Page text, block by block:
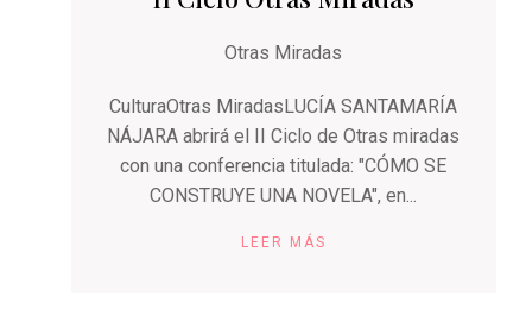
Otras Miradas
CulturaOtras MiradasLUCÍA SANTAMARÍA
NÁJARA abrirá el II Ciclo de Otras miradas
con una conferencia titulada: "CÓMO SE
CONSTRUYE UNA NOVELA", en...
LEER MÁS